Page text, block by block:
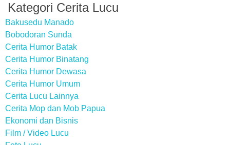
Kategori Cerita Lucu
Bakusedu Manado
Bobodoran Sunda
Cerita Humor Batak
Cerita Humor Binatang
Cerita Humor Dewasa
Cerita Humor Umum
Cerita Lucu Lainnya
Cerita Mop dan Mob Papua
Ekonomi dan Bisnis
Film / Video Lucu